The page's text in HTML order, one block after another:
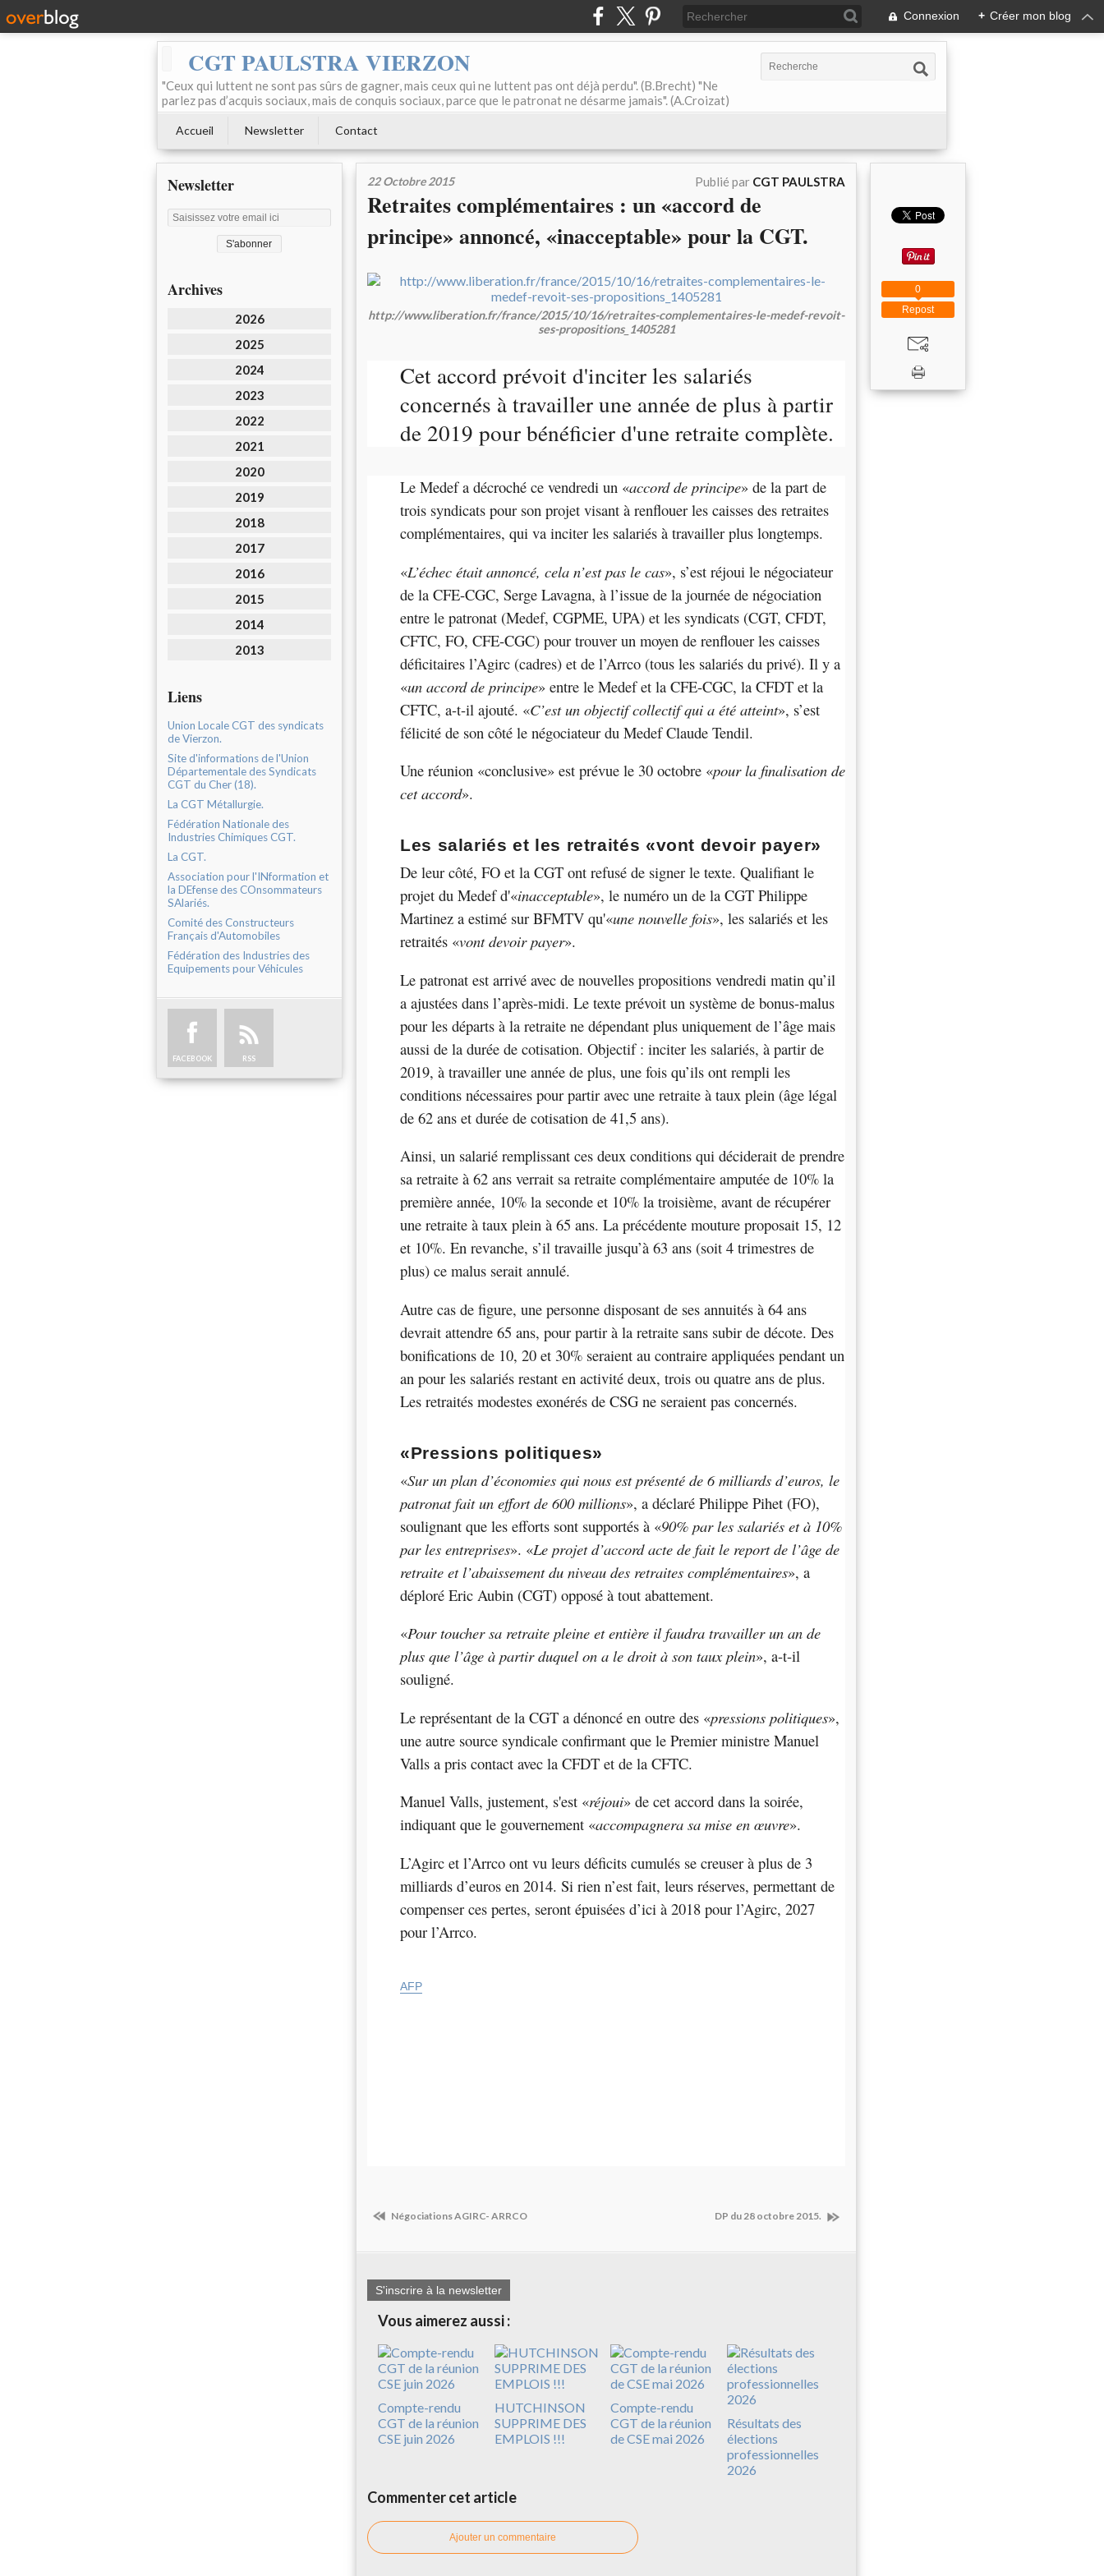
Connexion + Créer mon blog
CGT PAULSTRA VIERZON
"Ceux qui luttent ne sont pas sûrs de gagner, mais ceux qui ne luttent pas ont déjà perdu". (B.Brecht) "Ne
parlez pas d’acquis sociaux, mais de conquis sociaux, parce que le patronat ne désarme jamais". (A.Croizat)
Accueil Newsletter Contact
Newsletter
Archives
2026
2025
2024
2023
2022
2021
2020
2019
2018
2017
2016
2015
2014
2013
Liens
Union Locale CGT des syndicats
de Vierzon.
Site d'informations de l'Union
Départementale des Syndicats
CGT du Cher (18).
La CGT Métallurgie.
Fédération Nationale des
Industries Chimiques CGT.
La CGT.
Association pour l'INformation et
la DEfense des COnsommateurs
SAlariés.
Comité des Constructeurs
Français d'Automobiles
Fédération des Industries des
Equipements pour Véhicules
FACEBOOK RSS
22 Octobre 2015 Publié par CGT PAULSTRA
Retraites complémentaires : un «accord de
principe» annoncé, «inacceptable» pour la CGT.
http://www.liberation.fr/france/2015/10/16/retraites-complementaires-le-medef-revoit-
ses-propositions_1405281
Cet accord prévoit d'inciter les salariés
concernés à travailler une année de plus à partir
de 2019 pour bénéficier d'une retraite complète.
Le Medef a décroché ce vendredi un «accord de principe» de la part de
trois syndicats pour son projet visant à renflouer les caisses des retraites
complémentaires, qui va inciter les salariés à travailler plus longtemps.
«L’échec était annoncé, cela n’est pas le cas», s’est réjoui le négociateur
de la CFE-CGC, Serge Lavagna, à l’issue de la journée de négociation
entre le patronat (Medef, CGPME, UPA) et les syndicats (CGT, CFDT,
CFTC, FO, CFE-CGC) pour trouver un moyen de renflouer les caisses
déficitaires l’Agirc (cadres) et de l’Arrco (tous les salariés du privé). Il y a
«un accord de principe» entre le Medef et la CFE-CGC, la CFDT et la
CFTC, a-t-il ajouté. «C’est un objectif collectif qui a été atteint», s’est
félicité de son côté le négociateur du Medef Claude Tendil.
Une réunion «conclusive» est prévue le 30 octobre «pour la finalisation de
cet accord».
Les salariés et les retraités «vont devoir payer»
De leur côté, FO et la CGT ont refusé de signer le texte. Qualifiant le
projet du Medef d'«inacceptable», le numéro un de la CGT Philippe
Martinez a estimé sur BFMTV qu'«une nouvelle fois», les salariés et les
retraités «vont devoir payer».
Le patronat est arrivé avec de nouvelles propositions vendredi matin qu’il
a ajustées dans l’après-midi. Le texte prévoit un système de bonus-malus
pour les départs à la retraite ne dépendant plus uniquement de l’âge mais
aussi de la durée de cotisation. Objectif : inciter les salariés, à partir de
2019, à travailler une année de plus, une fois qu’ils ont rempli les
conditions nécessaires pour partir avec une retraite à taux plein (âge légal
de 62 ans et durée de cotisation de 41,5 ans).
Ainsi, un salarié remplissant ces deux conditions qui déciderait de prendre
sa retraite à 62 ans verrait sa retraite complémentaire amputée de 10% la
première année, 10% la seconde et 10% la troisième, avant de récupérer
une retraite à taux plein à 65 ans. La précédente mouture proposait 15, 12
et 10%. En revanche, s’il travaille jusqu’à 63 ans (soit 4 trimestres de
plus) ce malus serait annulé.
Autre cas de figure, une personne disposant de ses annuités à 64 ans
devrait attendre 65 ans, pour partir à la retraite sans subir de décote. Des
bonifications de 10, 20 et 30% seraient au contraire appliquées pendant un
an pour les salariés restant en activité deux, trois ou quatre ans de plus.
Les retraités modestes exonérés de CSG ne seraient pas concernés.
«Pressions politiques»
«Sur un plan d’économies qui nous est présenté de 6 milliards d’euros, le
patronat fait un effort de 600 millions», a déclaré Philippe Pihet (FO),
soulignant que les efforts sont supportés à «90% par les salariés et à 10%
par les entreprises». «Le projet d’accord acte de fait le report de l’âge de
retraite et l’abaissement du niveau des retraites complémentaires», a
déploré Eric Aubin (CGT) opposé à tout abattement.
«Pour toucher sa retraite pleine et entière il faudra travailler un an de
plus que l’âge à partir duquel on a le droit à son taux plein», a-t-il
souligné.
Le représentant de la CGT a dénoncé en outre des «pressions politiques»,
une autre source syndicale confirmant que le Premier ministre Manuel
Valls a pris contact avec la CFDT et de la CFTC.
Manuel Valls, justement, s'est «réjoui» de cet accord dans la soirée,
indiquant que le gouvernement «accompagnera sa mise en œuvre».
L’Agirc et l’Arrco ont vu leurs déficits cumulés se creuser à plus de 3
milliards d’euros en 2014. Si rien n’est fait, leurs réserves, permettant de
compenser ces pertes, seront épuisées d’ici à 2018 pour l’Agirc, 2027
pour l’Arrco.
AFP
Négociations AGIRC- ARRCO DP du 28 octobre 2015.
S'inscrire à la newsletter
Vous aimerez aussi :
Compte-rendu
CGT de la réunion
CSE juin 2026
HUTCHINSON
SUPPRIME DES
EMPLOIS !!!
Compte-rendu
CGT de la réunion
de CSE mai 2026
Résultats des
élections
professionnelles
2026
Commenter cet article
Ajouter un commentaire
Repost
0